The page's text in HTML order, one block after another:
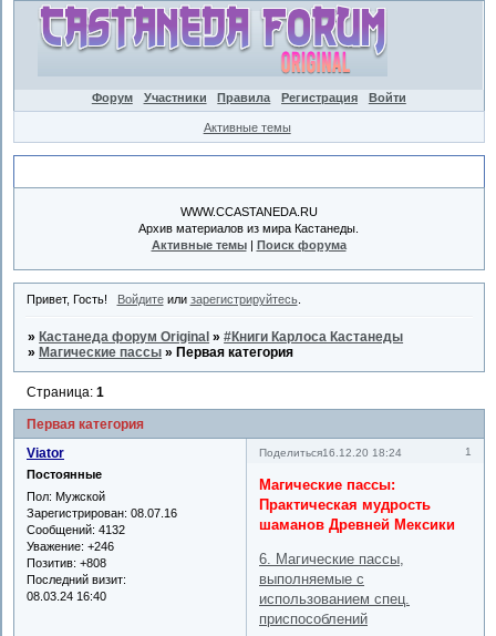
Форум Участники Правила Регистрация Войти
Активные темы
WWW.CCASTANEDA.RU
Архив материалов из мира Кастанеды.
Активные темы| Поиск форума
Привет, Гость! Войдитеили зарегистрируйтесь.
» Кастанеда форум Original »#Книги Карлоса Кастанеды
» Магические пассы » Первая категория
Первая категория
Страница:1
Поделиться 1
16.12.20 18:24
Viator
Постоянные
Пол: Мужской
Зарегистрирован: 08.07.16
Сообщений: 4132
Уважение: +246
Позитив: +808
Последний визит:
08.03.24 16:40
Магические пассы:
Практическая мудрость
шаманов Древней Мексики
6. Магические пассы,
выполняемые с
использованием спец.
приспособлений